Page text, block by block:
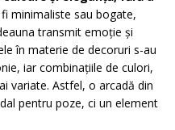
minimaliste sau bogate,
transmit emoție și
în materie de decoruri s-au
iar combinațiile de culori,
variate. Astfel, o arcadă din
pentru poze, ci un element